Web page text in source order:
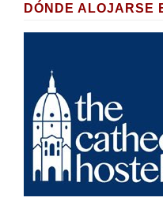
DÓNDE ALOJARSE